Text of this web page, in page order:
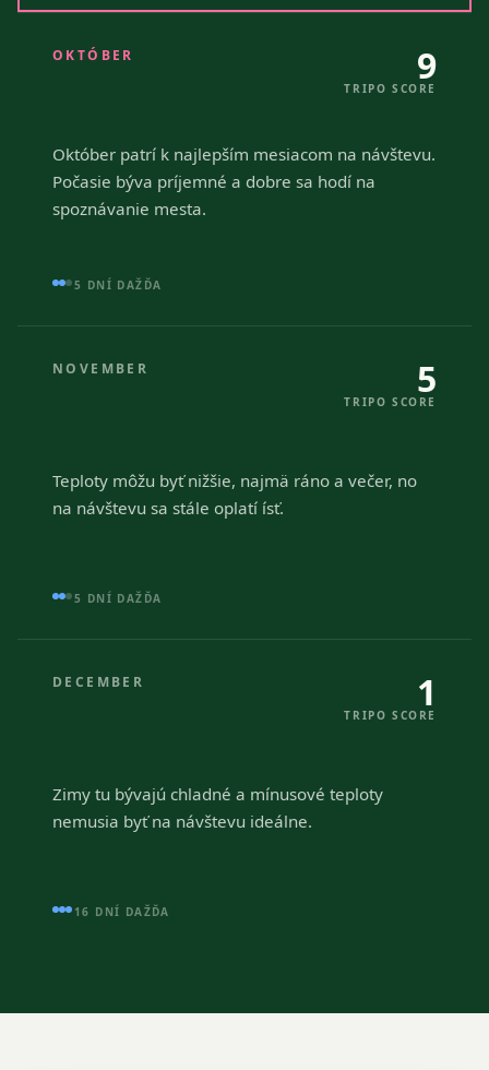
OKTÓBER 9
TRIPO SCORE
Október patrí k najlepším mesiacom na návštevu.
Počasie býva príjemné a dobre sa hodí na
spoznávanie mesta.
5 DNÍ DAŽĎA
NOVEMBER 5
TRIPO SCORE
Teploty môžu byť nižšie, najmä ráno a večer, no
na návštevu sa stále oplatí ísť.
5 DNÍ DAŽĎA
DECEMBER 1
TRIPO SCORE
Zimy tu bývajú chladné a mínusové teploty
nemusia byť na návštevu ideálne.
16 DNÍ DAŽĎA